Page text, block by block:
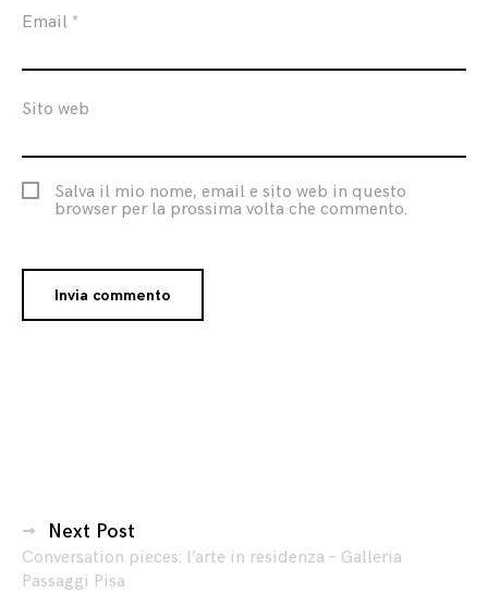
Email *
Sito web
Salva il mio nome, email e sito web in questo
browser per la prossima volta che commento.
Navigazione
articoli
Next Post
Conversation pieces: l’arte in residenza – Galleria
Passaggi Pisa